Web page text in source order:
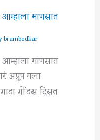
माणसात
brambedkar
माणसात
अप्रूप मला
गोंडस दिसत